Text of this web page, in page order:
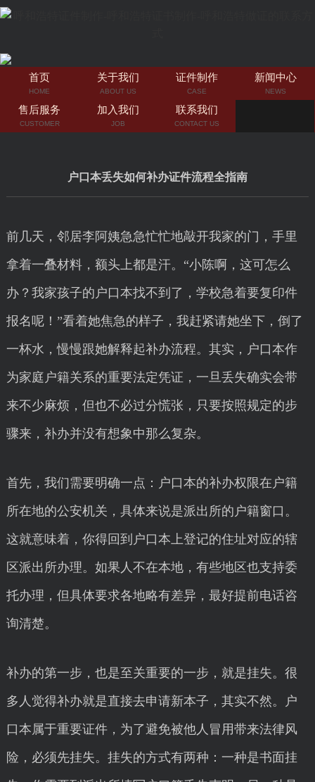
首页
HOME
关于我们
ABOUT US
证件制作
CASE
新闻中心
NEWS
售后服务
CUSTOMER
加入我们
JOB
联系我们
CONTACT US
户口本丢失如何补办证件流程全指南
前几天，邻居李阿姨急急忙忙地敲开我家的门，手里
拿着一叠材料，额头上都是汗。“小陈啊，这可怎么
办？我家孩子的户口本找不到了，学校急着要复印件
报名呢！”看着她焦急的样子，我赶紧请她坐下，倒了
一杯水，慢慢跟她解释起补办流程。其实，户口本作
为家庭户籍关系的重要法定凭证，一旦丢失确实会带
来不少麻烦，但也不必过分慌张，只要按照规定的步
骤来，补办并没有想象中那么复杂。
首先，我们需要明确一点：户口本的补办权限在户籍
所在地的公安机关，具体来说是派出所的户籍窗口。
这就意味着，你得回到户口本上登记的住址对应的辖
区派出所办理。如果人不在本地，有些地区也支持委
托办理，但具体要求各地略有差异，最好提前电话咨
询清楚。
补办的第一步，也是至关重要的一步，就是挂失。很
多人觉得补办就是直接去申请新本子，其实不然。户
口本属于重要证件，为了避免被他人冒用带来法律风
险，必须先挂失。挂失的方式有两种：一种是书面挂